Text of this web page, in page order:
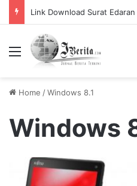
Link Download Surat
Menu
Home /Windows 8.1
Windows